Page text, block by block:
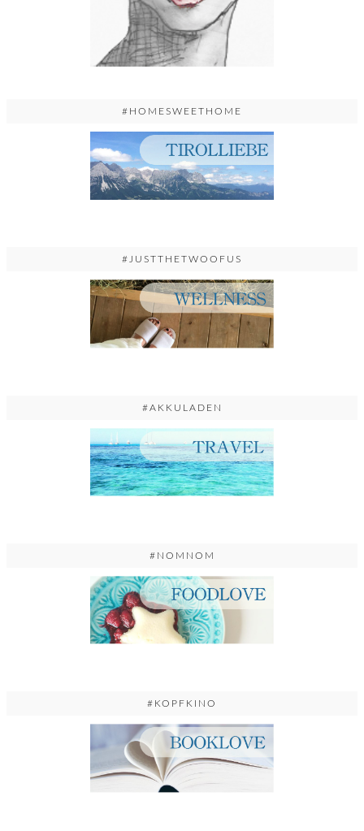
#HOMESWEETHOME
#JUSTTHETWOOFUS
#AKKULADEN
#NOMNOM
#KOPFKINO